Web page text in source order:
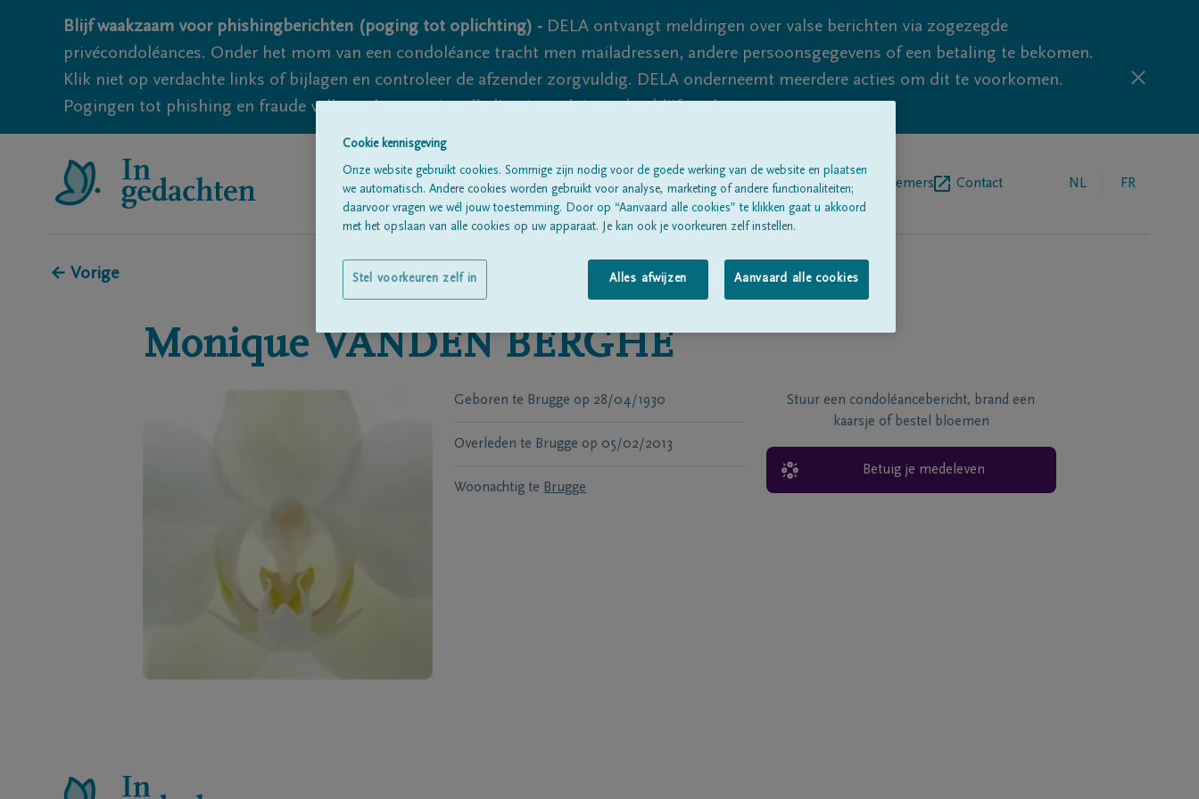
Blijf waakzaam voor phishingberichten (poging tot oplichting) - DELA ontvangt meldingen over valse berichten via zogezegde
privécondoléances. Onder het mom van een condoléance tracht men mailadressen, andere persoonsgegevens of een betaling te bekomen.
Klik niet op verdachte links of bijlagen en controleer de afzender zorgvuldig. DELA onderneemt meerdere acties om dit te voorkomen.
Pogingen tot phishing en fraude vallen echter nooit volledig uit te sluiten, dus blijf waakzaam.
Alle rouwberichtenOver onsBegrafenisondernemers Contact NL FR
← Vorige
Monique VANDEN BERGHE
Geboren te Brugge op 28/04/1930
Overleden te Brugge op 05/02/2013
Woonachtig te Brugge
Stuur een condoléancebericht, brand een
kaarsje of bestel bloemen
Betuig je medeleven
Cookie kennisgeving
Onze website gebruikt cookies. Sommige zijn nodig voor de goede werking van de website en plaatsen
we automatisch. Andere cookies worden gebruikt voor analyse, marketing of andere functionaliteiten;
daarvoor vragen we wél jouw toestemming. Door op “Aanvaard alle cookies” te klikken gaat u akkoord
met het opslaan van alle cookies op uw apparaat. Je kan ook je voorkeuren zelf instellen.
Alles afwijzen Aanvaard alle cookies
Stel voorkeuren zelf in